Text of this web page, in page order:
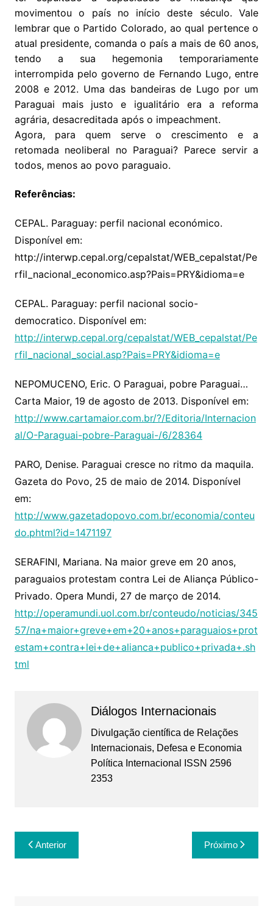
movimentou o país no início deste século. Vale
lembrar que o Partido Colorado, ao qual pertence o
atual presidente, comanda o país a mais de 60 anos,
tendo a sua hegemonia temporariamente
interrompida pelo governo de Fernando Lugo, entre
2008 e 2012. Uma das bandeiras de Lugo por um
Paraguai mais justo e igualitário era a reforma
agrária, desacreditada após o impeachment.
Agora, para quem serve o crescimento e a
retomada neoliberal no Paraguai? Parece servir a
todos, menos ao povo paraguaio.
Referências:
CEPAL. Paraguay: perfil nacional económico.
Disponível em:
http://interwp.cepal.org/cepalstat/WEB_cepalstat/Pe
rfil_nacional_economico.asp?Pais=PRY&idioma=e
CEPAL. Paraguay: perfil nacional socio-
democratico. Disponível em:
http://interwp.cepal.org/cepalstat/WEB_cepalstat/Pe
rfil_nacional_social.asp?Pais=PRY&idioma=e
NEPOMUCENO, Eric. O Paraguai, pobre Paraguai…
Carta Maior, 19 de agosto de 2013. Disponível em:
http://www.cartamaior.com.br/?/Editoria/Internacion
al/O-Paraguai-pobre-Paraguai-/6/28364
PARO, Denise. Paraguai cresce no ritmo da maquila.
Gazeta do Povo, 25 de maio de 2014. Disponível
em:
http://www.gazetadopovo.com.br/economia/conteu
do.phtml?id=1471197
SERAFINI, Mariana. Na maior greve em 20 anos,
paraguaios protestam contra Lei de Aliança Público-
Privado. Opera Mundi, 27 de março de 2014.
http://operamundi.uol.com.br/conteudo/noticias/345
57/na+maior+greve+em+20+anos+paraguaios+prot
estam+contra+lei+de+alianca+publico+privada+.sh
tml
Diálogos Internacionais
Divulgação científica de Relações
Internacionais, Defesa e Economia
Política Internacional ISSN 2596
2353
Navegação
de
Anterior Próximo